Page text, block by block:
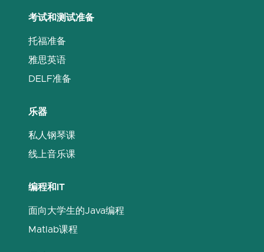
考试和测试准备
托福准备
雅思英语
DELF准备
乐器
私人钢琴课
线上音乐课
编程和IT
面向大学生的Java编程
Matlab课程